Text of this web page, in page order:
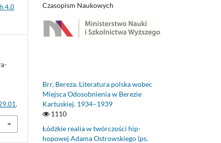
4.0
.
Czasopism Naukowych
Brr, Bereza. Literatura polska wobec
Miejsca Odosobnienia w Berezie
Kartuskiej. 1934–1939
1110
Łódzkie realia w twórczości hip-
hopowej Adama Ostrowskiego (ps.